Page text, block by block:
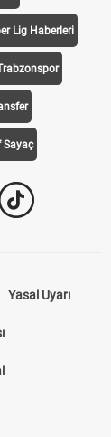
Lig Haberleri
Sayaç
Yasal Uyarı